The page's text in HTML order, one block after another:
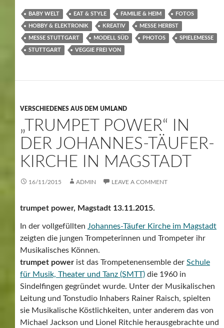
BABY WELT EAT & STYLE FAMILIE & HEIM FOTOS
HOBBY & ELEKTRONIK KREATIV MESSE HERBST
MESSE STUTTGART MODELL SÜD PHOTOS SPIELEMESSE
STUTTGART VEGGIE FREI VON
VERSCHIEDENES AUS DEM UMLAND
„TRUMPET POWER“ IN
DER JOHANNES-TÄUFER-
KIRCHE IN MAGSTADT
16/11/2015 ADMIN LEAVE A COMMENT
trumpet power, Magstadt 13.11.2015.
In der vollgefüllten Johannes-Täufer Kirche im Magstadt
zeigten die jungen Trompeterinnen und Trompeter ihr
Musikalisches Können.
trumpet power ist das Trompetenensemble der Schule
für Musik, Theater und Tanz (SMTT) die 1960 in
Sindelfingen gegründet wurde. Unter der Musikalischen
Leitung und Tonstudio Inhabers Rainer Raisch, spielten
sie Musikalische Köstlichkeiten, unter anderem das von
Michael Jackson und Lionel Ritchie herausgebrachte und